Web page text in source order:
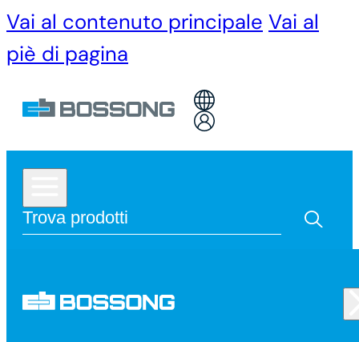
Vai al contenuto principale Vai al
piè di pagina